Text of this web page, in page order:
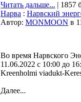
Читать дальше... | 1857
Нарва : Нарвский
Автор: MONMOON в
Во время Нарвского
11.06.2022 с 10:00 до
Kreenholmi viadukt-
Далее...